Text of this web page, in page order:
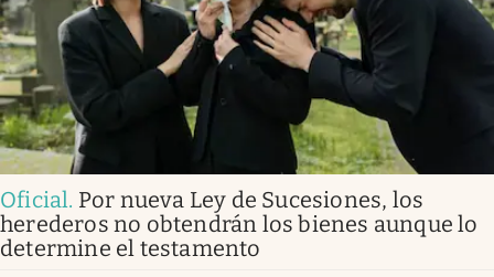
Oficial. Por nueva Ley de Sucesiones, los
herederos no obtendrán los bienes aunque lo
determine el testamento